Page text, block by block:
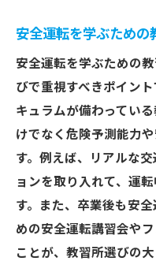
安全運転を学ぶための
安全運転を学ぶための
びで重視すべきポイン
キュラムが備わってい
けでなく危険予測能力
す。例えば、リアルな
ョンを取り入れて、運
す。また、卒業後も安
めの安全運転講習会や
ことが、教習所選びの